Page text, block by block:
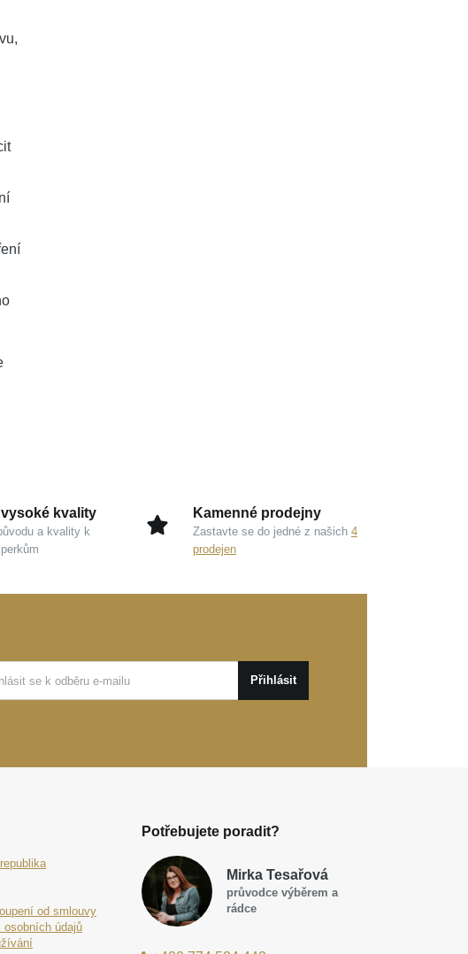
kvality
a kvality k
Kamenné prodejny
Zastavte se do jedné z našich 4
prodejen
Přihlásit
od smlouvy
osobních údajů
Potřebujete poradit?
Mirka Tesařová
průvodce výběrem a
rádce